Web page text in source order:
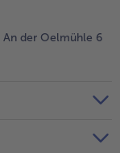
der Oelmühle 6